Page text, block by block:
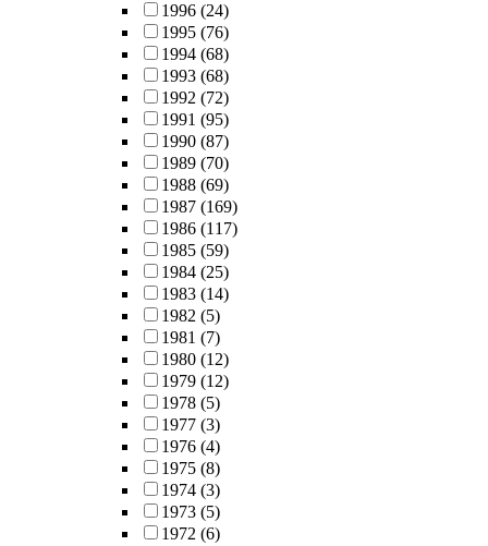
1996 (24)
1995 (76)
1994 (68)
1993 (68)
1992 (72)
1991 (95)
1990 (87)
1989 (70)
1988 (69)
1987 (169)
1986 (117)
1985 (59)
1984 (25)
1983 (14)
1982 (5)
1981 (7)
1980 (12)
1979 (12)
1978 (5)
1977 (3)
1976 (4)
1975 (8)
1974 (3)
1973 (5)
1972 (6)